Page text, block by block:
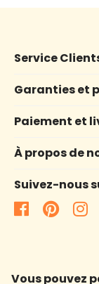
Service
Garanties et
Paiement et
À propos de
Suivez-nous
Vous pouvez